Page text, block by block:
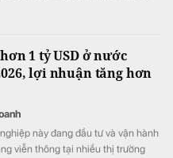
1 tỷ USD ở nước
lợi nhuận tăng hơn
này đang đầu tư và vận hành
viễn thông tại nhiều thị trường